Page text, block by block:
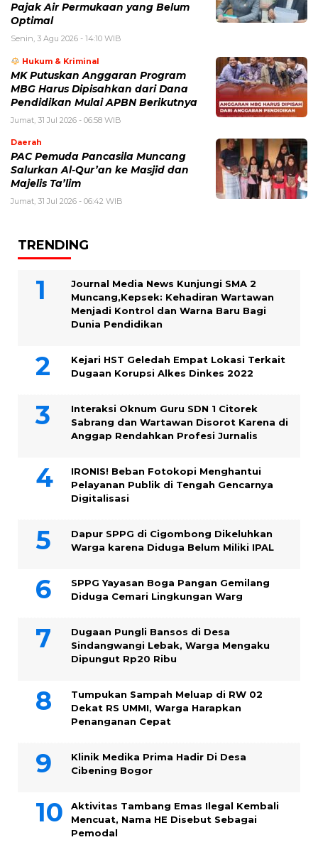
Pajak Air Permukaan yang Belum
Optimal
Senin, 3 Agu 2026 - 14:10 WIB
Hukum & Kriminal
MK Putuskan Anggaran Program
MBG Harus Dipisahkan dari Dana
Pendidikan Mulai APBN Berikutnya
Jumat, 31 Jul 2026 - 06:58 WIB
Daerah
PAC Pemuda Pancasila Muncang
Salurkan Al-Qur’an ke Masjid dan
Majelis Ta’lim
Jumat, 31 Jul 2026 - 06:42 WIB
TRENDING
Journal Media News Kunjungi SMA 2
Muncang,Kepsek: Kehadiran Wartawan
Menjadi Kontrol dan Warna Baru Bagi
Dunia Pendidikan
Kejari HST Geledah Empat Lokasi Terkait
Dugaan Korupsi Alkes Dinkes 2022
Interaksi Oknum Guru SDN 1 Citorek
Sabrang dan Wartawan Disorot Karena di
Anggap Rendahkan Profesi Jurnalis
IRONIS! Beban Fotokopi Menghantui
Pelayanan Publik di Tengah Gencarnya
Digitalisasi
Dapur SPPG di Cigombong Dikeluhkan
Warga karena Diduga Belum Miliki IPAL
SPPG Yayasan Boga Pangan Gemilang
Diduga Cemari Lingkungan Warg
Dugaan Pungli Bansos di Desa
Sindangwangi Lebak, Warga Mengaku
Dipungut Rp20 Ribu
Tumpukan Sampah Meluap di RW 02
Dekat RS UMMI, Warga Harapkan
Penanganan Cepat
Klinik Medika Prima Hadir Di Desa
Cibening Bogor
Aktivitas Tambang Emas Ilegal Kembali
Mencuat, Nama HE Disebut Sebagai
Pemodal